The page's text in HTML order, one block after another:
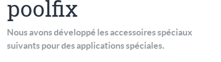
poolfix
Nous avons développé les accessoires spéciaux
suivants pour des applications spéciales.